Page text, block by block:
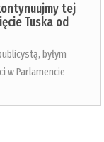
tej
Tuska od
byłym
w Parlamencie